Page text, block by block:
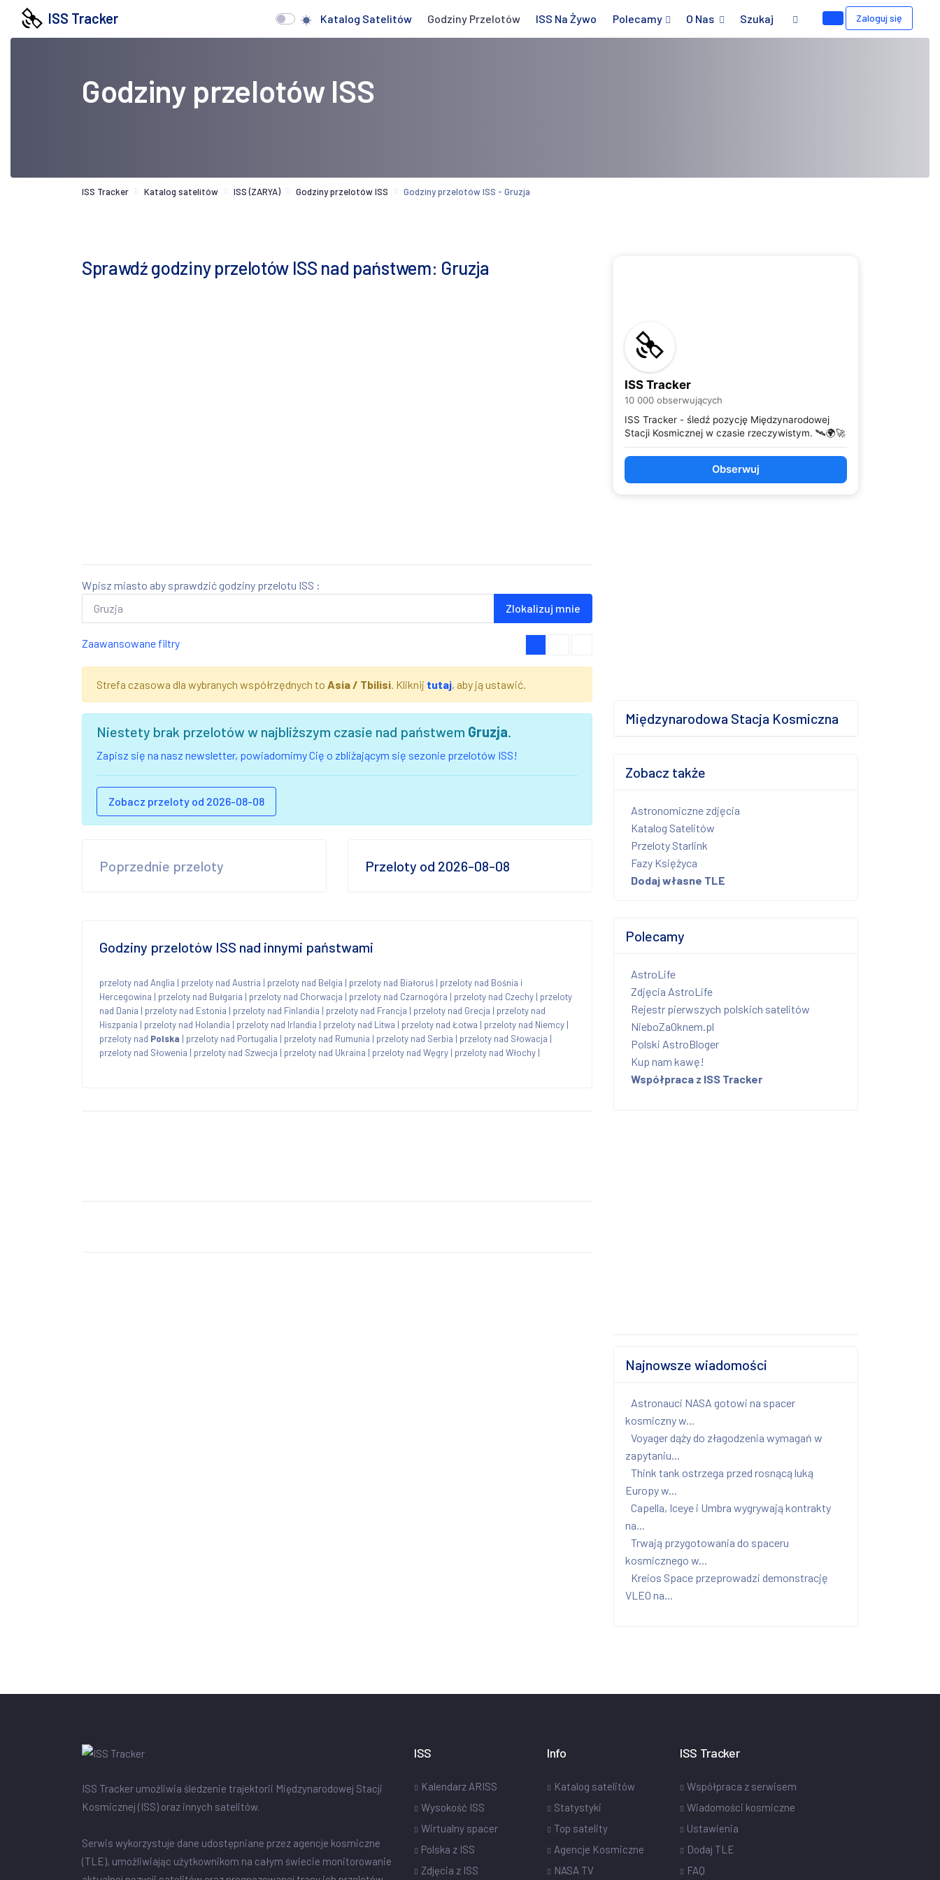
ISS Tracker Katalog Satelitów Godziny Przelotów ISS Na Żywo Polecamy O Nas Szukaj Zaloguj się
Godziny przelotów ISS
ISS Tracker Katalog satelitów ISS (ZARYA) Godziny przelotów ISS Godziny przelotów ISS - Gruzja
Sprawdź godziny przelotów ISS nad państwem: Gruzja
Wpisz miasto aby sprawdzić godziny przelotu ISS :
Zlokalizuj mnie
Zaawansowane filtry
Strefa czasowa dla wybranych współrzędnych to Asia / Tbilisi. Kliknij tutaj, aby ją ustawić.
Niestety brak przelotów w najbliższym czasie nad państwem Gruzja.
Zapisz się na nasz newsletter, powiadomimy Cię o zbliżającym się sezonie przelotów ISS!
Zobacz przeloty od 2026-08-08
Poprzednie przeloty Przeloty od 2026-08-08
Godziny przelotów ISS nad innymi państwami
przeloty nad Anglia | przeloty nad Austria | przeloty nad Belgia | przeloty nad Białoruś | przeloty nad Bośnia i
Hercegowina | przeloty nad Bułgaria | przeloty nad Chorwacja | przeloty nad Czarnogóra | przeloty nad Czechy | przeloty
nad Dania | przeloty nad Estonia | przeloty nad Finlandia | przeloty nad Francja | przeloty nad Grecja | przeloty nad
Hiszpania | przeloty nad Holandia | przeloty nad Irlandia | przeloty nad Litwa | przeloty nad Łotwa | przeloty nad Niemcy |
przeloty nad Polska | przeloty nad Portugalia | przeloty nad Rumunia | przeloty nad Serbia | przeloty nad Słowacja |
przeloty nad Słowenia | przeloty nad Szwecja | przeloty nad Ukraina | przeloty nad Węgry | przeloty nad Włochy |
ISS Tracker
10 000 obserwujących
ISS Tracker - śledź pozycję Międzynarodowej
Stacji Kosmicznej w czasie rzeczywistym. 🛰️🌍🚀
Obserwuj
Międzynarodowa Stacja Kosmiczna
Zobacz także
Astronomiczne zdjęcia
Katalog Satelitów
Przeloty Starlink
Fazy Księżyca
Dodaj własne TLE
Polecamy
AstroLife
Zdjęcia AstroLife
Rejestr pierwszych polskich satelitów
NieboZaOknem.pl
Polski AstroBloger
Kup nam kawę!
Współpraca z ISS Tracker
Najnowsze wiadomości
Astronauci NASA gotowi na spacer
kosmiczny w...
Voyager dąży do złagodzenia wymagań w
zapytaniu...
Think tank ostrzega przed rosnącą luką
Europy w...
Capella, Iceye i Umbra wygrywają kontrakty
na...
Trwają przygotowania do spaceru
kosmicznego w...
Kreios Space przeprowadzi demonstrację
VLEO na...
ISS Tracker umożliwia śledzenie trajektorii Międzynarodowej Stacji
Kosmicznej (ISS) oraz innych satelitów.
Serwis wykorzystuje dane udostępniane przez agencje kosmiczne
(TLE), umożliwiając użytkownikom na całym świecie monitorowanie
ISS
Kalendarz ARISS
Wysokość ISS
Wirtualny spacer
Polska z ISS
Zdjęcia z ISS
Info
Katalog satelitów
Statystyki
Top satelity
Agencje Kosmiczne
NASA TV
ISS Tracker
Współpraca z serwisem
Wiadomości kosmiczne
Ustawienia
Dodaj TLE
FAQ